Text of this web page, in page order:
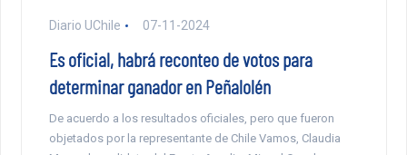
Diario UChile 07-11-2024
Es oficial, habrá reconteo de votos para
determinar ganador en Peñalolén
De acuerdo a los resultados oficiales, pero que fueron
objetados por la representante de Chile Vamos, Claudia